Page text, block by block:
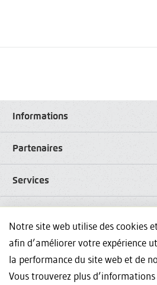
Informations
Partenaires
Services
Réseaux sociaux
Avez-vous des questions sur nos
Notre site web utilise des cookies
afin d’améliorer votre expérience
la performance du site web et de
Vous trouverez plus